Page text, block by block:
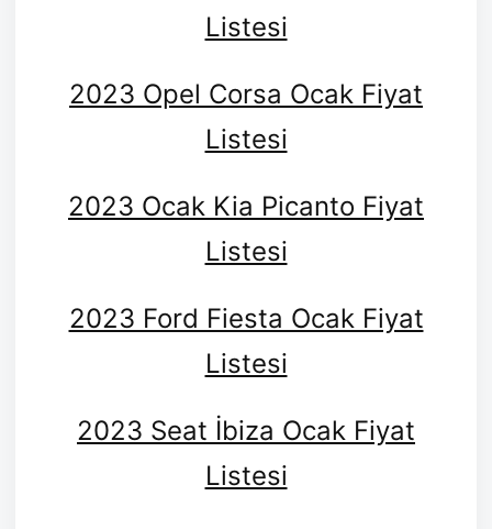
Listesi
2023 Opel Corsa Ocak Fiyat
Listesi
2023 Ocak Kia Picanto Fiyat
Listesi
2023 Ford Fiesta Ocak Fiyat
Listesi
2023 Seat İbiza Ocak Fiyat
Listesi